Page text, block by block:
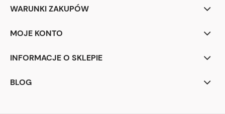
WARUNKI ZAKUPÓW
MOJE KONTO
INFORMACJE O SKLEPIE
BLOG